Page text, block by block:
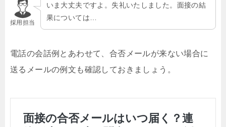
採用担当
いま大丈夫ですよ。失礼いたしました。面接の結
果については…
電話の会話例とあわせて、合否メールが来ない場合に
送るメールの例文も確認しておきましょう。